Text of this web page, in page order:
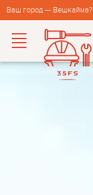
Ваш город — Вешкайма?